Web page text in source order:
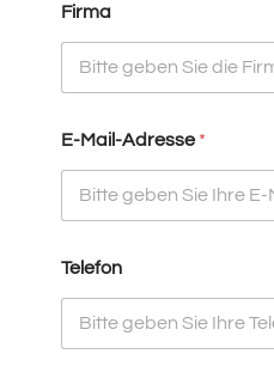
Firma
E-Mail-Adresse*
F
i
Telefon